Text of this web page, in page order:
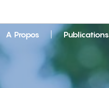
A Propos Publications